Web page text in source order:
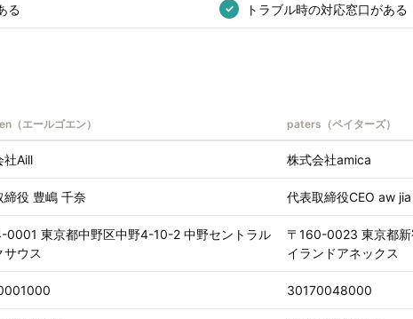
る ✓ トラブル時の対応窓口がある
（エールゴエン） paters（ペイターズ）
社Aill 株式会社amica
締役 豊嶋 千奈 代表取締役CEO aw
0001 東京都中野区中野4-10-2 中野セントラル
サウス
〒160-0023 東京都
イランドアネックス
30170048000